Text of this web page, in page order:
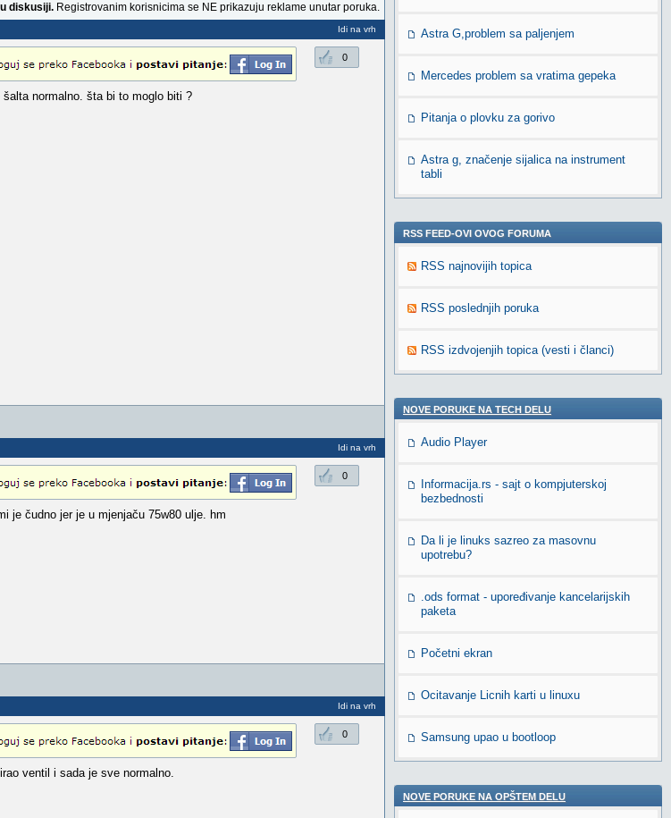
diskusiji. Registrovanim korisnicima se NE prikazuju reklame unutar poruka.
Idi na vrh
0
normalno. šta bi to moglo biti ?
Idi na vrh
0
je čudno jer je u mjenjaču 75w80 ulje. hm
Idi na vrh
0
ventil i sada je sve normalno.
Astra G,problem sa paljenjem
Mercedes problem sa vratima gepeka
Pitanja o plovku za gorivo
Astra g, značenje sijalica na instrument
tabli
RSS FEED-OVI OVOG FORUMA
RSS najnovijih topica
RSS poslednjih poruka
RSS izdvojenjih topica (vesti i članci)
NOVE PORUKE NA TECH DELU
Audio Player
Informacija.rs - sajt o kompjuterskoj
bezbednosti
Da li je linuks sazreo za masovnu
upotrebu?
.ods format - upoređivanje kancelarijskih
paketa
Početni ekran
Ocitavanje Licnih karti u linuxu
Samsung upao u bootloop
NOVE PORUKE NA OPŠTEM DELU